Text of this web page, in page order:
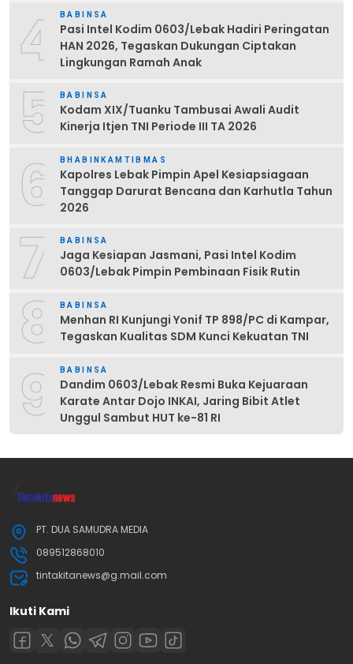
4 BABINSA
Pasi Intel Kodim 0603/Lebak Hadiri Peringatan
HAN 2026, Tegaskan Dukungan Ciptakan
Lingkungan Ramah Anak
5 BABINSA
Kodam XIX/Tuanku Tambusai Awali Audit
Kinerja Itjen TNI Periode III TA 2026
6 BHABINKAMTIBMAS
Kapolres Lebak Pimpin Apel Kesiapsiagaan
Tanggap Darurat Bencana dan Karhutla Tahun
2026
7 BABINSA
Jaga Kesiapan Jasmani, Pasi Intel Kodim
0603/Lebak Pimpin Pembinaan Fisik Rutin
8 BABINSA
Menhan RI Kunjungi Yonif TP 898/PC di Kampar,
Tegaskan Kualitas SDM Kunci Kekuatan TNI
9 BABINSA
Dandim 0603/Lebak Resmi Buka Kejuaraan
Karate Antar Dojo INKAI, Jaring Bibit Atlet
Unggul Sambut HUT ke-81 RI
PT. DUA SAMUDRA MEDIA
089512868010
tintakitanews@g.mail.com
Ikuti Kami